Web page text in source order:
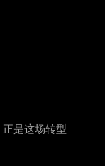
正是这场转型